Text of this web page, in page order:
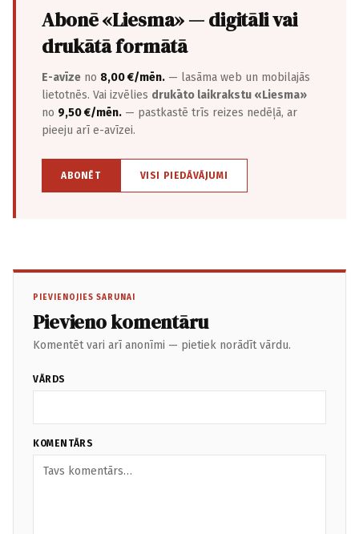
Abonē «Liesma» — digitāli vai
drukātā formātā
E-avīze no 8,00 €/mēn. — lasāma web un mobilajās
lietotnēs. Vai izvēlies drukāto laikrakstu «Liesma»
no 9,50 €/mēn. — pastkastē trīs reizes nedēļā, ar
pieeju arī e-avīzei.
ABONĒT VISI PIEDĀVĀJUMI
PIEVIENOJIES SARUNAI
Pievieno komentāru
Komentēt vari arī anonīmi — pietiek norādīt vārdu.
VĀRDS
KOMENTĀRS